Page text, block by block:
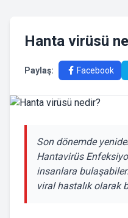
Hanta virüsü
Paylaş: Facebook
Son dönemde
Hantavirüs
insanlara
viral hastalık olarak